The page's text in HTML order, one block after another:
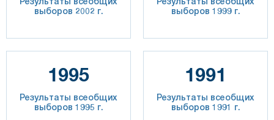
выборов 2002 г.
выборов 1999 г.
1995
Результаты всеобщих
выборов 1995 г.
1991
Результаты всеобщих
выборов 1991 г.